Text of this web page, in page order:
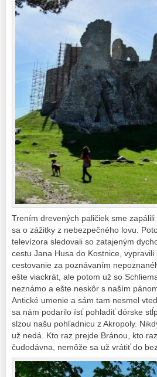
Trením drevených paličiek sme
sa o zážitky z nebezpečného lovu.
televízora sledovali so zatajeným
cestu Jana Husa do Kostnice,
cestovanie za poznávaním
ešte viackrát, ale potom už so
neznámo a ešte neskôr s naším
Antické umenie a sám tam nesmel
sa nám podarilo ísť pohladiť dórske
slzou našu pohľadnicu z Akropoly.
už nedá. Kto raz prejde Bránou, kto
čudodávna, nemôže sa už vrátiť do